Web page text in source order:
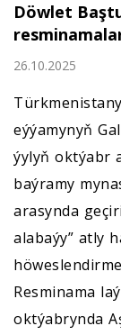
Döwlet
26.10.2025
eýýamynyň
ýylyň oktýabr
baýramy
arasynda
alabaýy” atly
Resminama
oktýabrynda